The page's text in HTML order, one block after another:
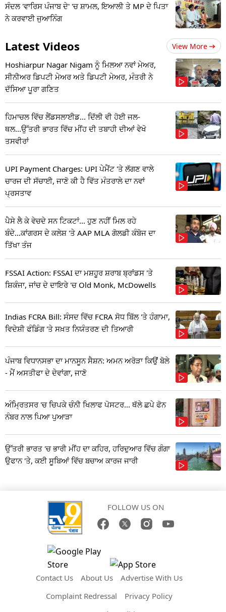
ਸੰਦਲ 'ਵਾਰਿਸ ਪੰਜਾਬ ਦੇ' 'ਚ ਸ਼ਾਮਲ, ਇਆਲੀ ਤੇ MP ਦੇ ਪਿਤਾ
ਨੇ ਕਰਵਾਈ ਜੁਆਨਿੰਗ
Latest Videos View More
Hoshiarpur Nagar Nigam ਨੂੰ ਮਿਲਆ ਨਵਾਂ ਮੇਅਰ,
ਸੀਨੀਅਰ ਡਿਪਟੀ ਮੇਅਰ ਅਤੇ ਡਿਪਟੀ ਮੇਅਰ, ਮੰਤਰੀ ਨੇ
ਦੱਸਿਆ ਪੂਰਾ ਗਣਿਤ
ਹਿਮਾਚਲ ਵਿੱਚ ਲੈਂਡਸਲਾਈਡ... ਦਿੱਲੀ ਵੀ ਹੋਈ ਜਲ-
ਥਲ...ਉੱਤਰੀ ਭਾਰਤ ਵਿੱਚ ਮੀਂਹ ਦੀ ਤਬਾਹੀ ਦੀਆਂ ਵੇਖੋ
ਤਸਵੀਰਾਂ
UPI Payment Charges: UPI ਪੇਮੈਂਟ 'ਤੇ ਲੱਗਣ ਵਾਲੇ
ਚਾਰਜ ਦੀ ਸੱਚਾਈ, ਜਾਣੋ ਕੀ ਹੈ ਵਿੱਤ ਮੰਤਰਾਲੇ ਦਾ ਨਵਾਂ
ਪ੍ਰਸਤਾਵ
ਪੈਸੇ ਲੈ ਕੇ ਵੇਚਦੇ ਸਨ ਟਿਕਟਾਂ... ਹੁਣ ਨਹੀਂ ਮਿਲ ਰਹੇ
ਬੰਦੇ...ਕਾਂਗਰਸ ਦੇ ਕਲੇਸ਼ 'ਤੇ AAP MLA ਗੋਲਡੀ ਕੰਬੋਜ ਦਾ
ਤਿੱਖਾ ਤੰਜ
FSSAI Action: FSSAI ਦਾ ਮਸ਼ਹੂਰ ਸ਼ਰਾਬ ਬ੍ਰਾਂਡਸ 'ਤੇ
ਸ਼ਿਕੰਜਾ, ਜਾਂਚ ਦੇ ਦਾਇਰੇ 'ਚ Old Monk, McDowells
Indias FCRA Bill: ਸੰਸਦ ਵਿੱਚ FCRA ਸੋਧ ਬਿੱਲ 'ਤੇ ਹੰਗਾਮਾ,
ਵਿਦੇਸ਼ੀ ਫੰਡਿੰਗ 'ਤੇ ਸਖ਼ਤ ਨਿਯੰਤਰਣ ਦੀ ਤਿਆਰੀ
ਪੰਜਾਬ ਵਿਧਾਨਸਭਾ ਦਾ ਮਾਨਸੂਨ ਸੈਸ਼ਨ: ਅਮਨ ਅਰੋੜਾ ਕਿਉਂ ਬੋਲੇ
- ਮੈਂ ਅਸਤੀਫਾ ਦੇ ਦੇਵਾਂਗਾ, ਜਾਣੋ
ਅੰਮ੍ਰਿਤਸਰ 'ਚ ਚਿਪਕੇ ਚੰਨੀ ਖਿਲਾਫ ਪੋਸਟਰ... ਥੱਲੇ ਛਪੇ ਫੋਨ
ਨੰਬਰ ਨਾਲ ਪਿਆ ਪੁਆੜਾ
ਉੱਤਰੀ ਭਾਰਤ 'ਚ ਭਾਰੀ ਮੀਂਹ ਦਾ ਕਹਿਰ, ਹਰਿਦੁਆਰ ਵਿੱਚ ਗੰਗਾ
ਉਫਾਨ 'ਤੇ, ਕਈ ਸੂਬਿਆਂ ਵਿੱਚ ਬਚਾਅ ਕਾਰਜ ਜਾਰੀ
FOLLOW US ON
Contact Us About Us
Advertise With Us
Complaint Redressal
Privacy Policy